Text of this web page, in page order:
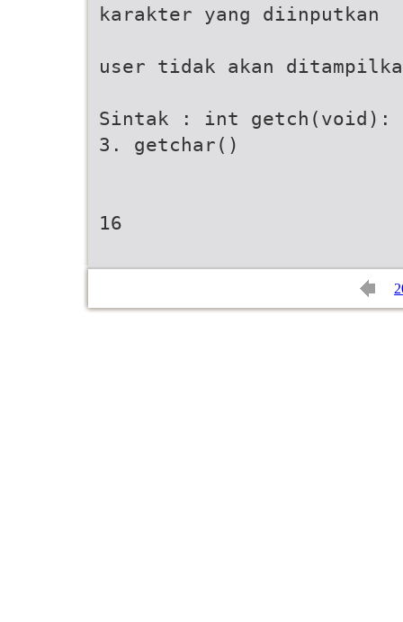
karakter yang diinputkan
user tidak akan
Sintak : int getch(void):
3. getchar()
16